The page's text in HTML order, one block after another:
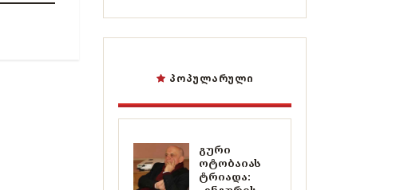
ᲞᲝᲞᲣᲚᲐᲠᲣᲚᲘ
გური
ოტობაიას
ტრიადა: